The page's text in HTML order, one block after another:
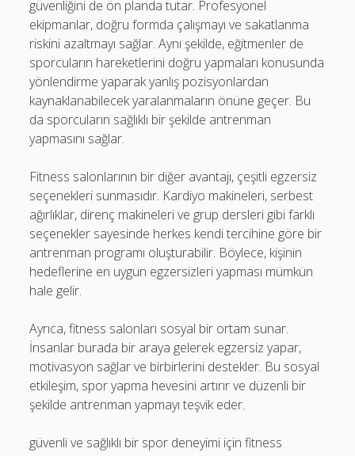
güvenliğini de ön planda tutar. Profesyonel
ekipmanlar, doğru formda çalışmayı ve sakatlanma
riskini azaltmayı sağlar. Aynı şekilde, eğitmenler de
sporcuların hareketlerini doğru yapmaları konusunda
yönlendirme yaparak yanlış pozisyonlardan
kaynaklanabilecek yaralanmaların önüne geçer. Bu
da sporcuların sağlıklı bir şekilde antrenman
yapmasını sağlar.
Fitness salonlarının bir diğer avantajı, çeşitli egzersiz
seçenekleri sunmasıdır. Kardiyo makineleri, serbest
ağırlıklar, direnç makineleri ve grup dersleri gibi farklı
seçenekler sayesinde herkes kendi tercihine göre bir
antrenman programı oluşturabilir. Böylece, kişinin
hedeflerine en uygun egzersizleri yapması mümkün
hale gelir.
Ayrıca, fitness salonları sosyal bir ortam sunar.
İnsanlar burada bir araya gelerek egzersiz yapar,
motivasyon sağlar ve birbirlerini destekler. Bu sosyal
etkileşim, spor yapma hevesini artırır ve düzenli bir
şekilde antrenman yapmayı teşvik eder.
güvenli ve sağlıklı bir spor deneyimi için fitness